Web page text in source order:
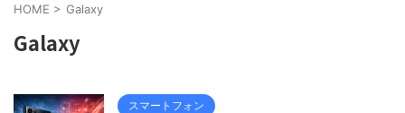
HOME > Galaxy
Galaxy
スマートフォン